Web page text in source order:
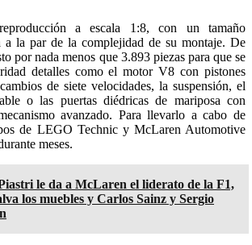
a escala 1:8, con un tamaño
a la par de la complejidad de su montaje. De
por nada menos que 3.893 piezas para que se
detalles como el motor V8 con pistones
de siete velocidades, la suspensión, el
o las puertas diédricas de mariposa con
avanzado. Para llevarlo a cabo de
de LEGO Technic y McLaren Automotive
meses.
le da a McLaren el liderato de la F1,
los muebles y Carlos Sainz y Sergio